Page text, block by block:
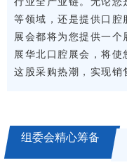
等领域，还是提供口腔
展会都将为您提供一
展华北口腔展会，将
这股采购热潮，实现销
组委会精心筹备